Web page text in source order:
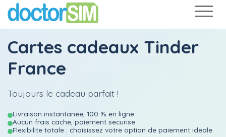
Cartes cadeaux Tinder
France
Toujours le cadeau parfait !
Livraison instantanee, 100 % en ligne
Aucun frais cache, paiement securise
Flexibilite totale : choisissez votre option de paiement ideale